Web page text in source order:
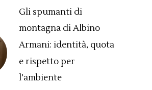
Gli spumanti di
montagna di Albino
Armani: identità, quota
e rispetto per
l’ambiente